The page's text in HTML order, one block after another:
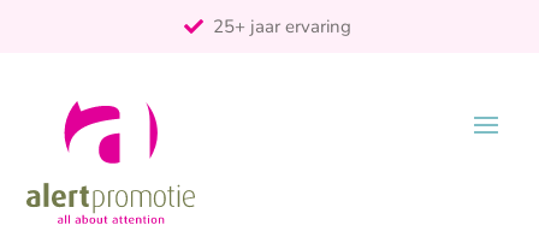
25+ jaar ervaring